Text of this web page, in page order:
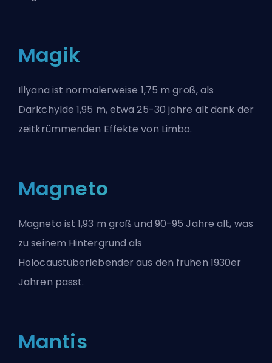
Magik
Illyana ist normalerweise 1,75 m groß, als
Darkchylde 1,95 m, etwa 25-30 jahre alt dank der
zeitkrümmenden Effekte von Limbo.
Magneto
Magneto ist 1,93 m groß und 90-95 Jahre alt, was
zu seinem Hintergrund als
Holocaustüberlebender aus den frühen 1930er
Jahren passt.
Mantis